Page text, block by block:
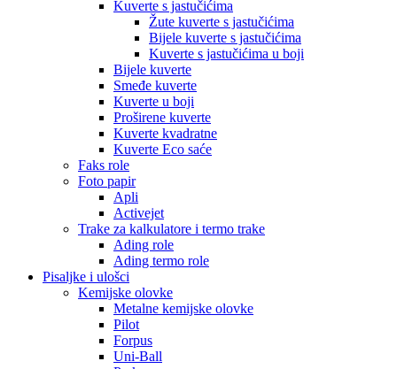
Kuverte s jastučićima
Žute kuverte s jastučićima
Bijele kuverte s jastučićima
Kuverte s jastučićima u boji
Bijele kuverte
Smeđe kuverte
Kuverte u boji
Proširene kuverte
Kuverte kvadratne
Kuverte Eco saće
Faks role
Foto papir
Apli
Activejet
Trake za kalkulatore i termo trake
Ading role
Ading termo role
Pisaljke i ulošci
Kemijske olovke
Metalne kemijske olovke
Pilot
Forpus
Uni-Ball